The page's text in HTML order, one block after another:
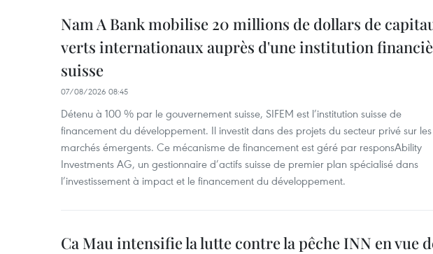
Nam A Bank mobilise 20 millions de dollars de
verts internationaux auprès d'une institution
suisse
07/08/2026 08:45
Détenu à 100 % par le gouvernement suisse, SIFEM est l’institution suisse de
financement du développement. Il investit dans des projets du secteur privé sur les
marchés émergents. Ce mécanisme de financement est géré par responsAbility
Investments AG, un gestionnaire d’actifs suisse de premier plan spécialisé dans
l’investissement à impact et le financement du développement.
Ca Mau intensifie la lutte contre la pêche INN en vue